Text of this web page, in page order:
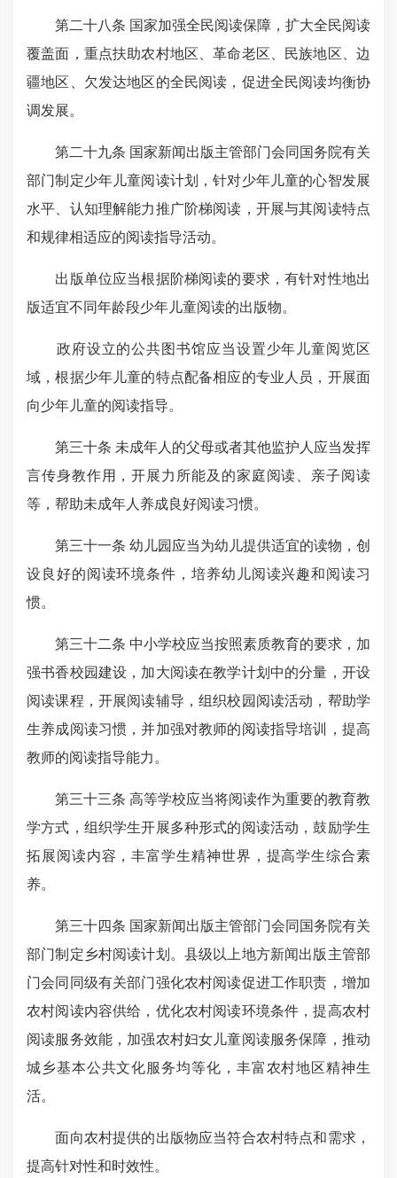
第二十八条 国家加强全民阅读保障，扩大全民阅读
覆盖面，重点扶助农村地区、革命老区、民族地区、边
疆地区、欠发达地区的全民阅读，促进全民阅读均衡协
调发展。
第二十九条 国家新闻出版主管部门会同国务院有关
部门制定少年儿童阅读计划，针对少年儿童的心智发展
水平、认知理解能力推广阶梯阅读，开展与其阅读特点
和规律相适应的阅读指导活动。
出版单位应当根据阶梯阅读的要求，有针对性地出
版适宜不同年龄段少年儿童阅读的出版物。
政府设立的公共图书馆应当设置少年儿童阅览区
域，根据少年儿童的特点配备相应的专业人员，开展面
向少年儿童的阅读指导。
第三十条 未成年人的父母或者其他监护人应当发挥
言传身教作用，开展力所能及的家庭阅读、亲子阅读
等，帮助未成年人养成良好阅读习惯。
第三十一条 幼儿园应当为幼儿提供适宜的读物，创
设良好的阅读环境条件，培养幼儿阅读兴趣和阅读习
惯。
第三十二条 中小学校应当按照素质教育的要求，加
强书香校园建设，加大阅读在教学计划中的分量，开设
阅读课程，开展阅读辅导，组织校园阅读活动，帮助学
生养成阅读习惯，并加强对教师的阅读指导培训，提高
教师的阅读指导能力。
第三十三条 高等学校应当将阅读作为重要的教育教
学方式，组织学生开展多种形式的阅读活动，鼓励学生
拓展阅读内容，丰富学生精神世界，提高学生综合素
养。
第三十四条 国家新闻出版主管部门会同国务院有关
部门制定乡村阅读计划。县级以上地方新闻出版主管部
门会同同级有关部门强化农村阅读促进工作职责，增加
农村阅读内容供给，优化农村阅读环境条件，提高农村
阅读服务效能，加强农村妇女儿童阅读服务保障，推动
城乡基本公共文化服务均等化，丰富农村地区精神生
活。
面向农村提供的出版物应当符合农村特点和需求，
提高针对性和时效性。